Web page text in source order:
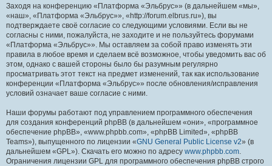
Заходя на конференцию «Платформа «Эльбрус»» (в дальнейшем «мы»,
«наш», «Платформа «Эльбрус»», «http://forum.elbrus.ru»), вы
подтверждаете своё согласие со следующими условиями. Если вы не
согласны с ними, пожалуйста, не заходите и не пользуйтесь форумами
«Платформа «Эльбрус»». Мы оставляем за собой право изменять эти
правила в любое время и сделаем всё возможное, чтобы уведомить вас об
этом, однако с вашей стороны было бы разумным регулярно
просматривать этот текст на предмет изменений, так как использование
конференции «Платформа «Эльбрус»» после обновления/исправления
условий означает ваше согласие с ними.
Наши форумы работают под управлением программного обеспечения
для создания конференций phpBB (в дальнейшем «они», «программное
обеспечение phpBB», «www.phpbb.com», «phpBB Limited», «phpBB
Teams»), выпущенного по лицензии «GNU General Public License v2» (в
дальнейшем «GPL»). Скачать его можно по адресу www.phpbb.com.
Ограничения лицензии GPL для программного обеспечения phpBB строго